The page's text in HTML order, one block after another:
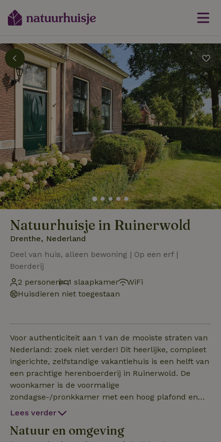
Natuurhuisje in Ruinerwold
Drenthe, Nederland
Deel van huis, alleen bewoning | Op een erf |
Boerderij
2 personen
1 slaapkamer
WiFi
Huisdieren niet toegestaan
Voor authenticiteit aan 1 van de mooiste straten van
Nederland: zoek niet verder! Dit heerlijke, compleet
ingerichte, zelfstandige vakantiehuis is een helft van
een prachtige herenboerderij in Ruinerwold. De
woonkamer is de voormalige
zondagse-/pronkkamer met een hoog plafond en
veel oude details zoals bedstede-deuren en houten
weilanden en bomen, een rustige weg geflankeerd
Lees verder
Natuur en omgeving